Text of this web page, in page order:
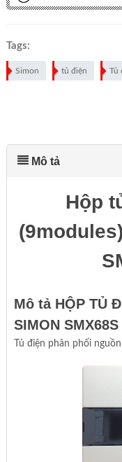
Tags:
Simon tủ điện Tủ
Mô tả
Hộp
Mô tả HỘP TỦ
SIMON SMX68S
Tủ điện phân phối